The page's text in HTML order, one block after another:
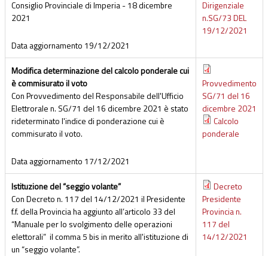
Consiglio Provinciale di Imperia - 18 dicembre
2021
Data aggiornamento 19/12/2021
Dirigenziale
n.SG/73 DEL
19/12/2021
Modifica determinazione del calcolo ponderale cui
è commisurato il voto
Con Provvedimento del Responsabile dell'Ufficio
Elettrorale n. SG/71 del 16 dicembre 2021 è stato
rideterminato l'indice di ponderazione cui è
commisurato il voto.
Data aggiornamento 17/12/2021
Provvedimento
SG/71 del 16
dicembre 2021
Calcolo
ponderale
Istituzione del “seggio volante”
Con Decreto n. 117 del 14/12/2021 il Presidente
f.f. della Provincia ha aggiunto all’articolo 33 del
“Manuale per lo svolgimento delle operazioni
elettorali” il comma 5 bis in merito all'istituzione di
un “seggio volante”.
Decreto
Presidente
Provincia n.
117 del
14/12/2021